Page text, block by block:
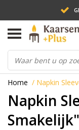
Home / Napkin
Napkin
Smakelijk"